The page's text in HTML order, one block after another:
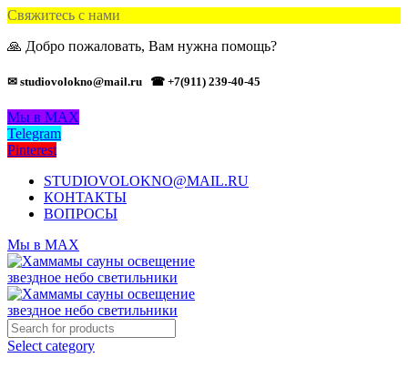
Свяжитесь с нами
🙏 Добро пожаловать, Вам нужна помощь?
✉ studiovolokno@mail.ru ☎ +7(911) 239-40-45
Мы в MAX
Telegram
Pinterest
STUDIOVOLOKNO@MAIL.RU
КОНТАКТЫ
ВОПРОСЫ
Мы в MAX
Select category